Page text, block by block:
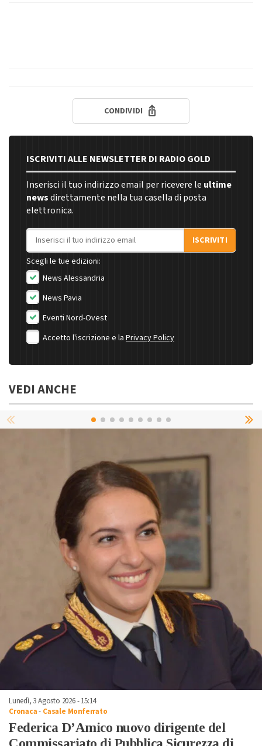
CONDIVIDI
ISCRIVITI ALLE NEWSLETTER DI RADIO GOLD
Inserisci il tuo indirizzo email per ricevere le ultime
newsdirettamente nella tua casella di posta
elettronica.
Indirizzo email
ISCRIVITI
Scegli le tue edizioni:
News Alessandria
News Pavia
Eventi Nord-Ovest
Accetto l'iscrizione e la Privacy Policy
VEDI ANCHE
Lunedì, 3 Agosto 2026 - 15:14
Cronaca- Casale Monferrato
Federica D’Amico nuovo dirigente del